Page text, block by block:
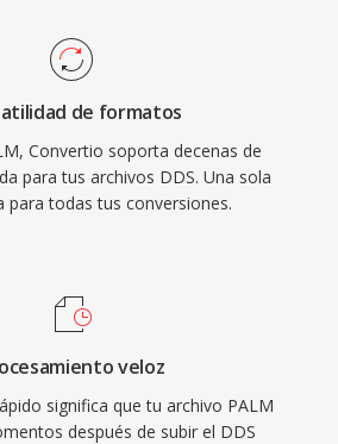
de formatos
Convertio soporta decenas de
para tus archivos DDS. Una sola
para todas tus conversiones.
veloz
significa que tu archivo PALM
después de subir el DDS